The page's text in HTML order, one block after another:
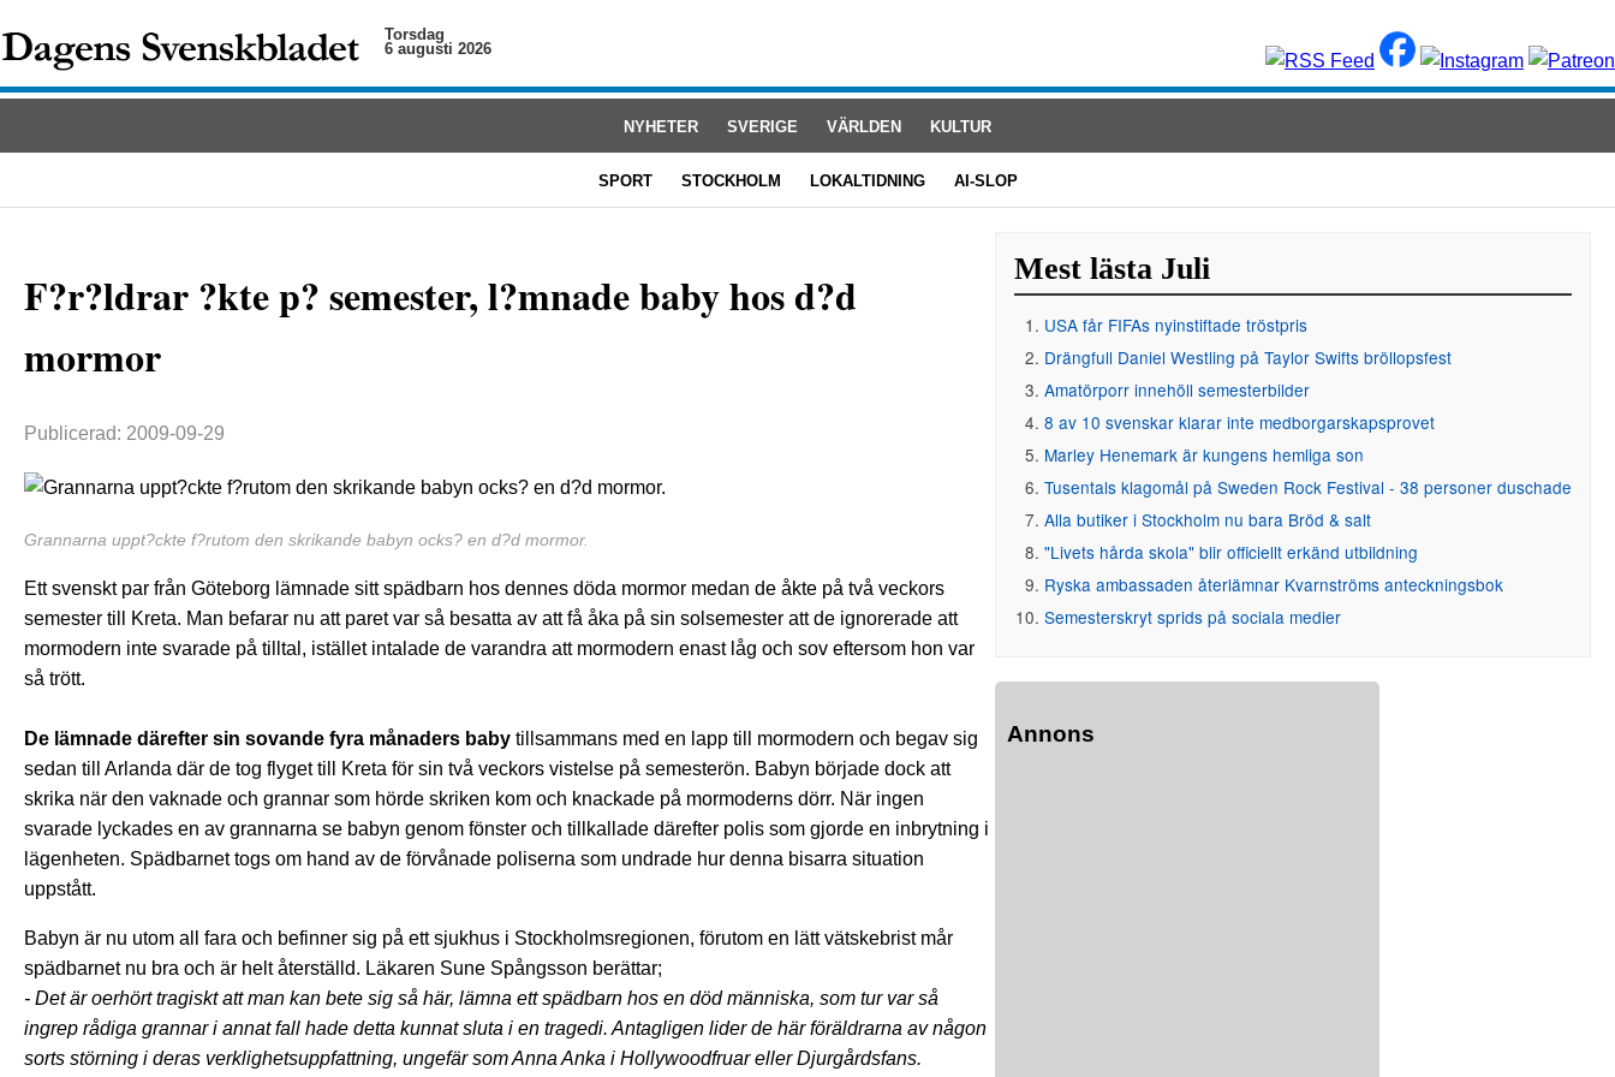
Torsdag
6 augusti 2026
NYHETER SVERIGE VÄRLDEN KULTUR
SPORT STOCKHOLM LOKALTIDNING AI-SLOP
F?r?ldrar ?kte p? semester, l?mnade baby hos d?d
mormor
Publicerad: 2009-09-29
Grannarna uppt?ckte f?rutom den skrikande babyn ocks? en d?d mormor.
Ett svenskt par från Göteborg lämnade sitt spädbarn hos dennes döda mormor medan de åkte på två veckors
semester till Kreta. Man befarar nu att paret var så besatta av att få åka på sin solsemester att de ignorerade att
mormodern inte svarade på tilltal, istället intalade de varandra att mormodern enast låg och sov eftersom hon var
så trött.
De lämnade därefter sin sovande fyra månaders baby tillsammans med en lapp till mormodern och begav sig
sedan till Arlanda där de tog flyget till Kreta för sin två veckors vistelse på semesterön. Babyn började dock att
skrika när den vaknade och grannar som hörde skriken kom och knackade på mormoderns dörr. När ingen
svarade lyckades en av grannarna se babyn genom fönster och tillkallade därefter polis som gjorde en inbrytning i
lägenheten. Spädbarnet togs om hand av de förvånade poliserna som undrade hur denna bisarra situation
uppstått.
Babyn är nu utom all fara och befinner sig på ett sjukhus i Stockholmsregionen, förutom en lätt vätskebrist mår
spädbarnet nu bra och är helt återställd. Läkaren Sune Spångsson berättar;
- Det är oerhört tragiskt att man kan bete sig så här, lämna ett spädbarn hos en död människa, som tur var så
ingrep rådiga grannar i annat fall hade detta kunnat sluta i en tragedi. Antagligen lider de här föräldrarna av någon
sorts störning i deras verklighetsuppfattning, ungefär som Anna Anka i Hollywoodfruar eller Djurgårdsfans.
Mest lästa Juli
USA får FIFAs nyinstiftade tröstpris
Drängfull Daniel Westling på Taylor Swifts bröllopsfest
Amatörporr innehöll semesterbilder
8 av 10 svenskar klarar inte medborgarskapsprovet
Marley Henemark är kungens hemliga son
Tusentals klagomål på Sweden Rock Festival - 38 personer duschade
Alla butiker i Stockholm nu bara Bröd & salt
"Livets hårda skola" blir officiellt erkänd utbildning
Ryska ambassaden återlämnar Kvarnströms anteckningsbok
Semesterskryt sprids på sociala medier
Annons